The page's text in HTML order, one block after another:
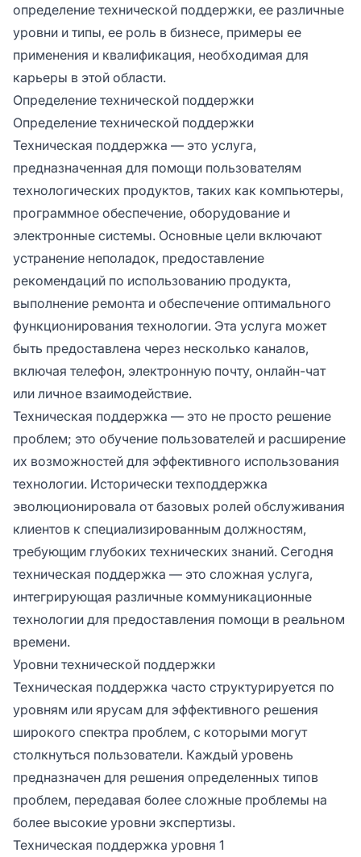
определение технической поддержки, ее различные
уровни и типы, ее роль в бизнесе, примеры ее
применения и квалификация, необходимая для
карьеры в этой области.
Определение технической поддержки
Определение технической поддержки
Техническая поддержка — это услуга,
предназначенная для помощи пользователям
технологических продуктов, таких как компьютеры,
программное обеспечение, оборудование и
электронные системы. Основные цели включают
устранение неполадок, предоставление
рекомендаций по использованию продукта,
выполнение ремонта и обеспечение оптимального
функционирования технологии. Эта услуга может
быть предоставлена через несколько каналов,
включая телефон, электронную почту, онлайн-чат
или личное взаимодействие.
Техническая поддержка — это не просто решение
проблем; это обучение пользователей и расширение
их возможностей для эффективного использования
технологии. Исторически техподдержка
эволюционировала от базовых ролей обслуживания
клиентов к специализированным должностям,
требующим глубоких технических знаний. Сегодня
техническая поддержка — это сложная услуга,
интегрирующая различные коммуникационные
технологии для предоставления помощи в реальном
времени.
Уровни технической поддержки
Техническая поддержка часто структурируется по
уровням или ярусам для эффективного решения
широкого спектра проблем, с которыми могут
столкнуться пользователи. Каждый уровень
предназначен для решения определенных типов
проблем, передавая более сложные проблемы на
более высокие уровни экспертизы.
Техническая поддержка уровня 1